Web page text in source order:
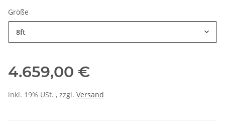
Größe
8ft
4.659,00 €
inkl. 19% USt. , zzgl. Versand